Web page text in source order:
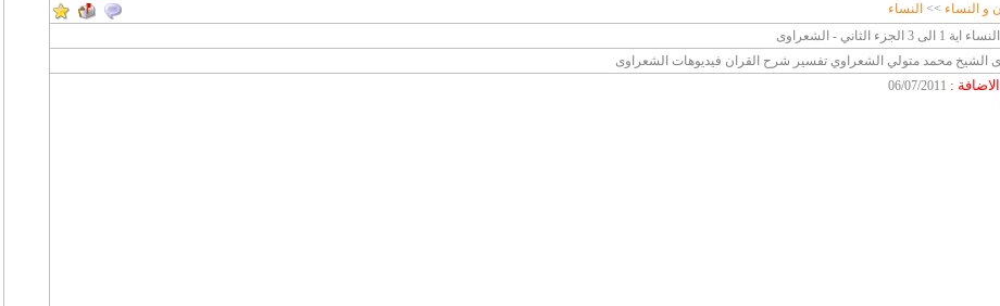
و النساء >> النساء
الثاني - الشعراوى
الشيخ محمد متولي الشعراوي تفسير شرح القران فيديوهات الشعراوى
:
06/07/2011